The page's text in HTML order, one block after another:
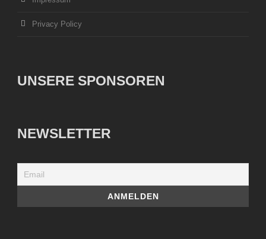
Privacy Policy
UNSERE SPONSOREN
NEWSLETTER